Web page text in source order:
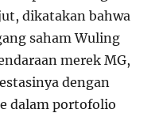
dikatakan bahwa
saham Wuling
merek MG,
dengan
dalam portofolio